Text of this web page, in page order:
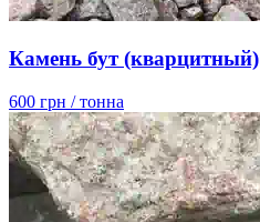
Камень бут (кварцитный)
600 грн / тонна